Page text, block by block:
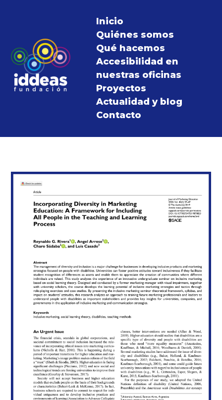
Inicio
Quiénes somos
Qué hacemos
Accesibilidad en
nuestras oficinas
Proyectos
Actualidad y blog
Contacto